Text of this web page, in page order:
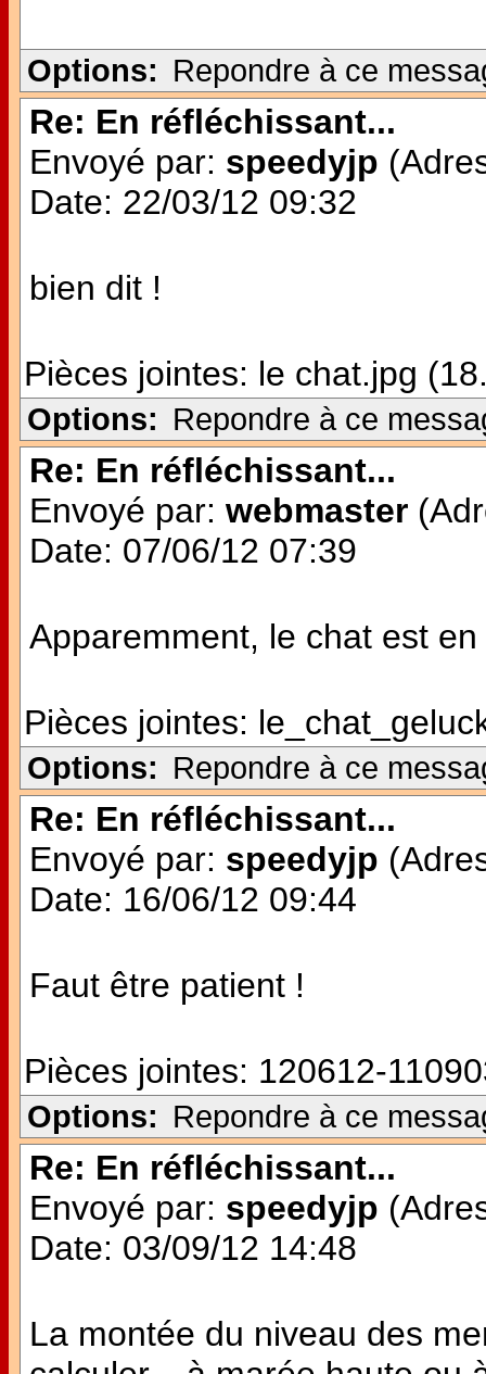
Options: Repondre à ce
Re: En réfléchissant...
Envoyé par: speedyjp
Date: 22/03/12 09:32
bien dit !
Pièces jointes: le chat.jpg
Options: Repondre à ce
Re: En réfléchissant...
Envoyé par: webmaster
Date: 07/06/12 07:39
Apparemment, le chat est
Pièces jointes:
Options: Repondre à ce
Re: En réfléchissant...
Envoyé par: speedyjp
Date: 16/06/12 09:44
Faut être patient !
Pièces jointes: 120612-
Options: Repondre à ce
Re: En réfléchissant...
Envoyé par: speedyjp
Date: 03/09/12 14:48
La montée du niveau des